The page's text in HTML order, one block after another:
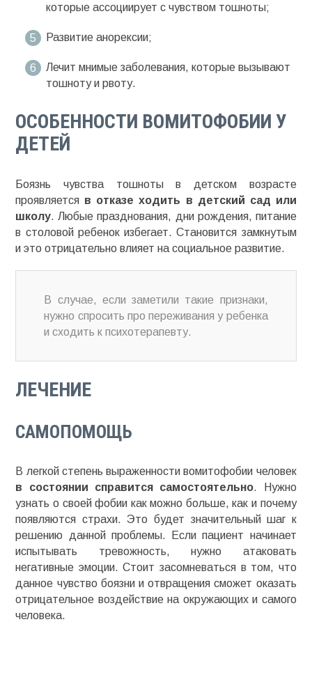
которые ассоциирует с чувством тошноты;
Развитие анорексии;
Лечит мнимые заболевания, которые вызывают
тошноту и рвоту.
ОСОБЕННОСТИ ВОМИТОФОБИИ У
ДЕТЕЙ
Боязнь чувства тошноты в детском возрасте
проявляется в отказе ходить в детский сад или
школу. Любые празднования, дни рождения, питание
в столовой ребенок избегает. Становится замкнутым
и это отрицательно влияет на социальное развитие.
В случае, если заметили такие признаки,
нужно спросить про переживания у ребенка
и сходить к психотерапевту.
ЛЕЧЕНИЕ
САМОПОМОЩЬ
В легкой степень выраженностивомитофобии человек
в состоянии справится самостоятельно. Нужно
узнать о своей фобии как можно больше, как и почему
появляются страхи. Это будет значительный шаг к
решению данной проблемы. Если пациент начинает
испытывать тревожность, нужно атаковать
негативные эмоции. Стоит засомневаться в том, что
данное чувство боязни и отвращения сможет оказать
отрицательное воздействие на окружающих и самого
человека.